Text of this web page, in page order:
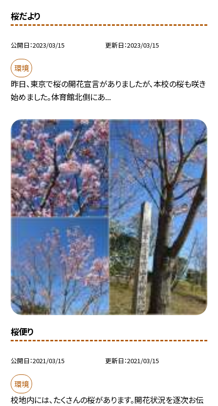
桜だより
公開日 2023/03/15 更新日 2023/03/15
環境
昨日、東京で桜の開花宣言がありましたが、本校の桜も咲き
始めました。体育館北側にあ...
桜便り
公開日 2021/03/15 更新日 2021/03/15
環境
校地内には、たくさんの桜があります。開花状況を逐次お伝